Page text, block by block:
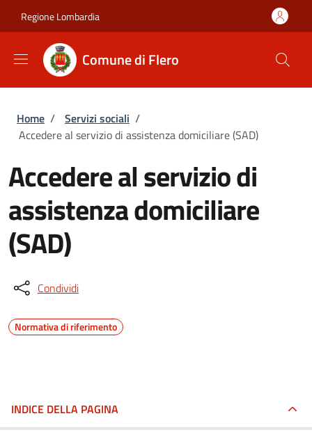
Regione Lombardia
Comune di Flero
Briciole di pane
Home / Servizi sociali /
Accedere al servizio di assistenza domiciliare (SAD)
Accedere al servizio di
assistenza domiciliare
(SAD)
Condividi
Normativa di riferimento
INDICE DELLA PAGINA